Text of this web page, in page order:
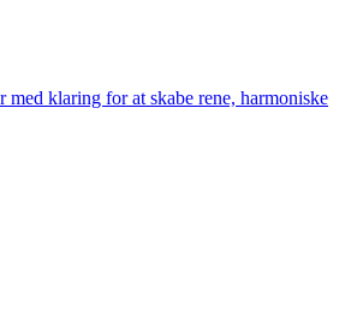
klaring for at skabe rene, harmoniske